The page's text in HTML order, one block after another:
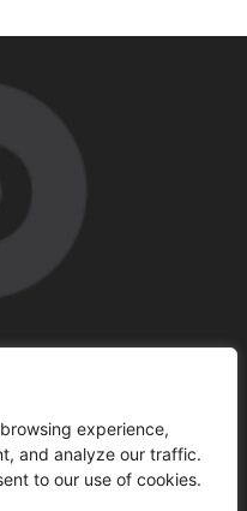
experience,
and analyze our traffic.
to our use of cookies.